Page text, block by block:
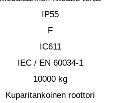
IP55
F
IC611
IEC / EN 60034-1
10000 kg
Kuparitankoinen roottori